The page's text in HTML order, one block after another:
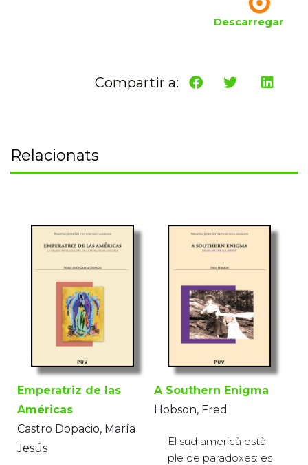
Descarregar
Compartir a:
Relacionats
Emperatriz de las
Américas
Castro Dopacio, María
Jesús
A Southern Enigma
Hobson, Fred
El sud americà està
ple de paradoxes: es